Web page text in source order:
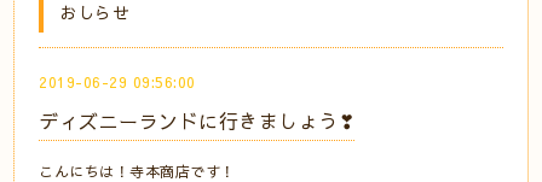
おしらせ
2019-06-29 09:56:00
ディズニーランドに行きましょう❣
こんにちは！寺本商店です！